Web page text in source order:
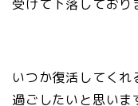
受けて下落しており
いつか復活してく
過ごしたいと思いま